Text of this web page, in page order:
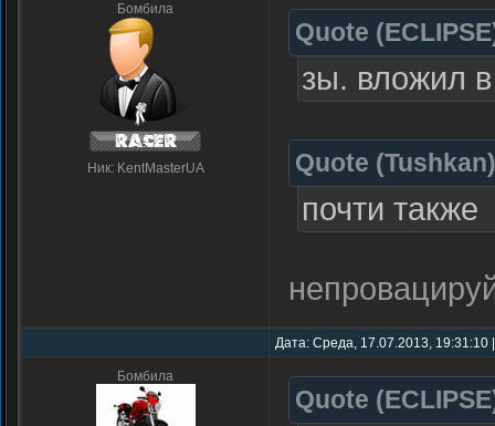
Бомбила
Ник: KentMasterUA
Quote (ECLIPSE
зы. вложил
Quote (Tushkan)
почти также
Дата: Среда, 17.07.2013,
Бомбила
Quote (ECLIPSE